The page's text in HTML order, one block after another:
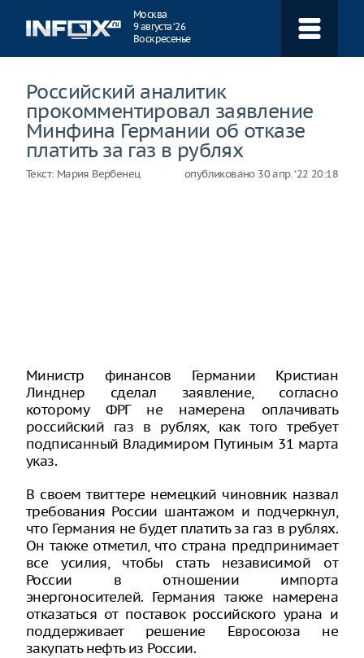
Москва
9 августа ‘26
Воскресенье
Российский аналитик
прокомментировал заявление
Минфина Германии об отказе
платить за газ в рублях
Текст: Мария Вербенец опубликовано 30 апр. ‘22 20:18
Министр финансов Германии Кристиан
Линднер сделал заявление, согласно
которому ФРГ не намерена оплачивать
российский газ в рублях, как того требует
подписанный Владимиром Путиным 31 марта
указ.
В своем твиттере немецкий чиновник назвал
требования России шантажом и подчеркнул,
что Германия не будет платить за газ в рублях.
Он также отметил, что страна предпринимает
все усилия, чтобы стать независимой от
России в отношении импорта
энергоносителей. Германия также намерена
отказаться от поставок российского урана и
поддерживает решение Евросоюза не
закупать нефть из России.